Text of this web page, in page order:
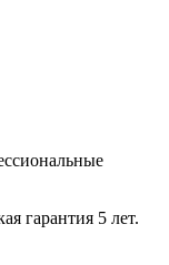
гарантия 5 лет.